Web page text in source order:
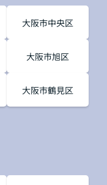
大阪市中央区
大阪市旭区
大阪市鶴見区